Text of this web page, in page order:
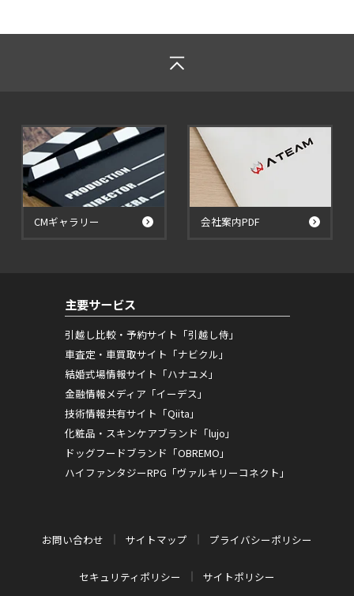
CMギャラリー 会社案内PDF
主要サービス
引越し比較・予約サイト「引越し侍」
車査定・車買取サイト「ナビクル」
結婚式場情報サイト「ハナユメ」
金融情報メディア「イーデス」
技術情報共有サイト「Qiita」
化粧品・スキンケアブランド「lujo」
ドッグフードブランド「OBREMO」
ハイファンタジーRPG「ヴァルキリーコネクト」
お問い合わせ サイトマップ プライバシーポリシー
セキュリティポリシー サイトポリシー